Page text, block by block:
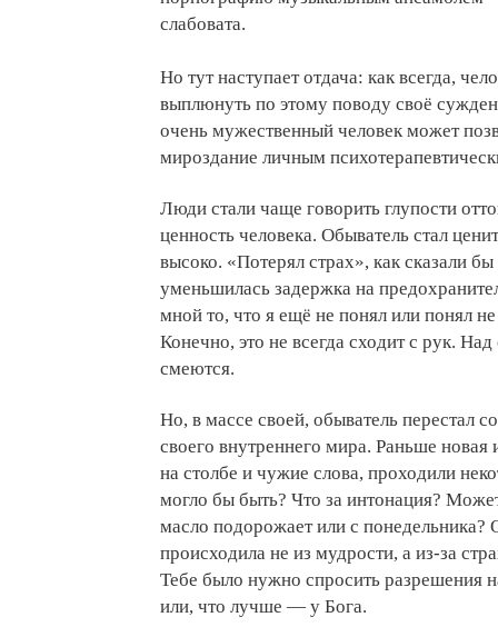
слабовата.
Но тут наступает отдача: как всегда,
выплюнуть по этому поводу своё
очень мужественный человек может
мироздание личным
Люди стали чаще говорить глупости
ценность человека. Обыватель стал
высоко. «Потерял страх», как сказали
уменьшилась задержка на
мной то, что я ещё не понял или понял не
Конечно, это не всегда сходит с рук.
смеются.
Но, в массе своей, обыватель перестал
своего внутреннего мира. Раньше
на столбе и чужие слова, проходили
могло бы быть? Что за интонация?
масло подорожает или с понедельника?
происходила не из мудрости, а из-за
Тебе было нужно спросить разрешения
или, что лучше — у Бога.